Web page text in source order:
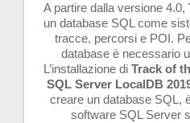
A partire dalla versione 4.0,
un database SQL come
tracce, percorsi e POI.
database è necessario
L’installazione di Track of
SQL Server LocalDB
creare un database SQL,
software SQL Server